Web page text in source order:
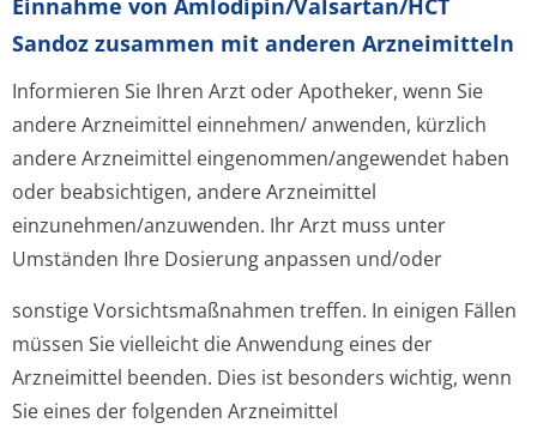
Einnahme von Amlodipin/Val­sartan/HCT
Sandoz zusammen mit anderen Arzneimitteln
Informieren Sie Ihren Arzt oder Apotheker, wenn Sie
andere Arzneimittel einnehmen/ anwenden, kürzlich
andere Arzneimittel eingenommen/an­gewendet haben
oder beabsichtigen, andere Arzneimittel
einzunehmen/an­zuwenden. Ihr Arzt muss unter
Umständen Ihre Dosierung anpassen und/oder
sonstige Vorsichtsmaßnahmen treffen. In einigen Fällen
müssen Sie vielleicht die Anwendung eines der
Arzneimittel beenden. Dies ist besonders wichtig, wenn
Sie eines der folgenden Arzneimittel